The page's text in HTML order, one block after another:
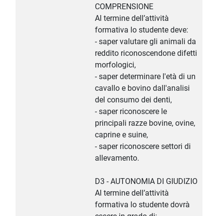
COMPRENSIONE
Al termine dell’attività
formativa lo studente deve:
- saper valutare gli animali da
reddito riconoscendone difetti
morfologici,
- saper determinare l'età di un
cavallo e bovino dall'analisi
del consumo dei denti,
- saper riconoscere le
principali razze bovine, ovine,
caprine e suine,
- saper riconoscere settori di
allevamento.
D3 - AUTONOMIA DI GIUDIZIO
Al termine dell’attività
formativa lo studente dovrà